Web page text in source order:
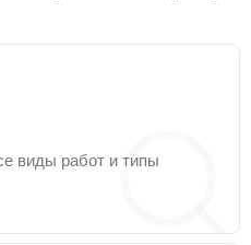
виды работ и типы